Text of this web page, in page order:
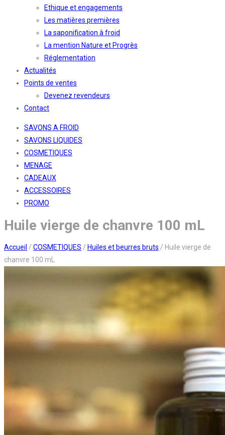
Ethique et engagements
Les matières premières
La saponification à froid
La mention Nature et Progrès
Réglementation
Actualités
Points de ventes
Devenez revendeurs
Contact
SAVONS A FROID
SAVONS LIQUIDES
COSMETIQUES
MENAGE
CADEAUX
ACCESSOIRES
PROMO
Huile vierge de chanvre 100 mL
Accueil / COSMETIQUES / Huiles et beurres bruts / Huile vierge de
chanvre 100 mL